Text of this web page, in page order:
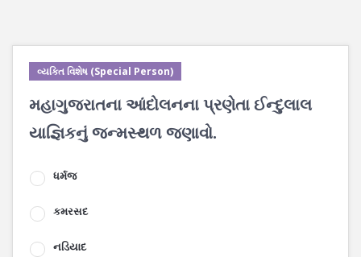
વ્યક્તિ વિશેષ (Special Person)
મહાગુજરાતના આંદોલનના પ્રણેતા ઈન્દુલાલ
યાજ્ઞિકનું જન્મસ્થળ જણાવો.
ધર્મજ
કમરસદ
નડિયાદ